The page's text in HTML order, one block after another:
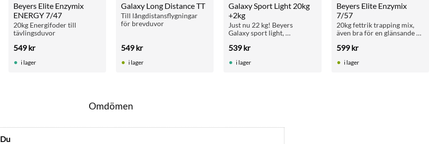
Beyers Elite Enzymix
ENERGY 7/47
20kg Energifoder till
tävlingsduvor
549kr
i lager
Galaxy Long Distance TT
Till långdistansflygningar
för brevduvor
549kr
i lager
Galaxy Sport Light 20kg
+2kg
Just nu 22 kg! Beyers
Galaxy sport light,
400km tävlingar
539kr
i lager
Beyers Elite Enzymix
7/57
20kg fettrik trapping mix,
även bra för en glänsande
599kr
i lager
Omdömen
Du